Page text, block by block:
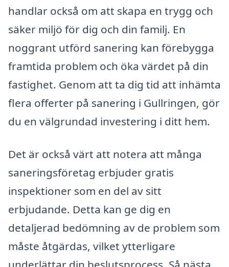
handlar också om att skapa en trygg och
säker miljö för dig och din familj. En
noggrant utförd sanering kan förebygga
framtida problem och öka värdet på din
fastighet. Genom att ta dig tid att inhämta
flera offerter på sanering i Gullringen, gör
du en välgrundad investering i ditt hem.
Det är också värt att notera att många
saneringsföretag erbjuder gratis
inspektioner som en del av sitt
erbjudande. Detta kan ge dig en
detaljerad bedömning av de problem som
måste åtgärdas, vilket ytterligare